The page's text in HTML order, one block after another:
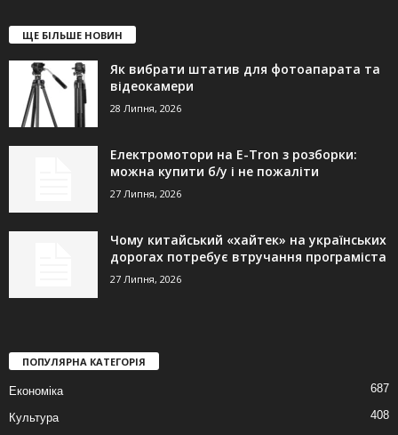
ЩЕ БІЛЬШЕ НОВИН
Як вибрати штатив для фотоапарата та
відеокамери
28 Липня, 2026
Електромотори на E-Tron з розборки:
можна купити б/у і не пожаліти
27 Липня, 2026
Чому китайський «хайтек» на українських
дорогах потребує втручання програміста
27 Липня, 2026
ПОПУЛЯРНА КАТЕГОРІЯ
Економіка 687
Культура
408